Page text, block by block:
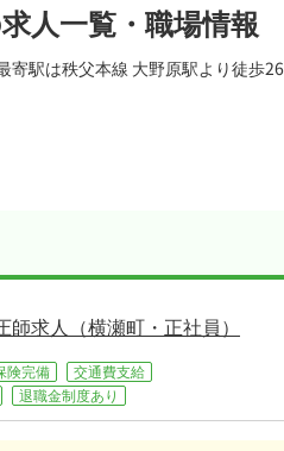
人一覧・職場情報
駅は秩父本線 大野原駅より徒歩
求人（横瀬町・正社員）
険完備
交通費支給
退職金制度あり